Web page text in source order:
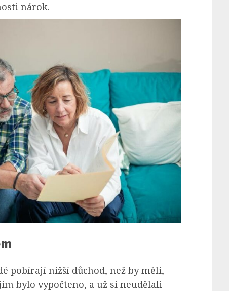
nárok.
pobírají nižší důchod, než by měli,
bylo vypočteno, a už si neudělali